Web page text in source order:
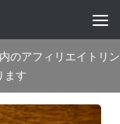
のアフィリエイトリン
ます